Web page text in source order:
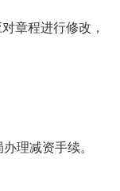
章程进行修改，
理减资手续。